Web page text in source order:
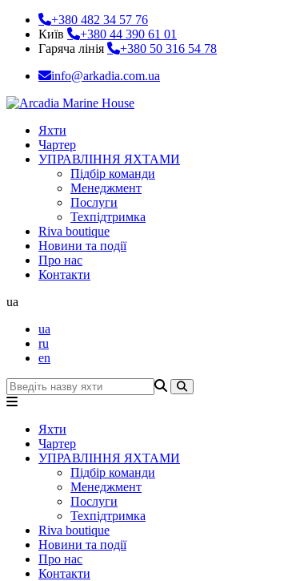
+380 482 34 57 76
Київ
+380 44 390 61 01
Гаряча лінія
+380 50 316 54 78
info@arkadia.com.ua
Яхти
Чартер
УПРАВЛІННЯ ЯХТАМИ
Підбір команди
Менеджмент
Послуги
Техпідтримка
Riva boutique
Новини та події
Про нас
Контакти
ua
ua
ru
en
Яхти
Чартер
УПРАВЛІННЯ ЯХТАМИ
Підбір команди
Менеджмент
Послуги
Техпідтримка
Riva boutique
Новини та події
Про нас
Контакти